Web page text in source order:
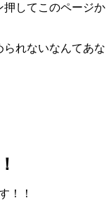
押してこのページか
られないなんてあな
！！